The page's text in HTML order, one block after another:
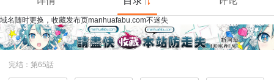
域名随时更换，收藏发布页manhuafabu.com不迷失
完结：第65話